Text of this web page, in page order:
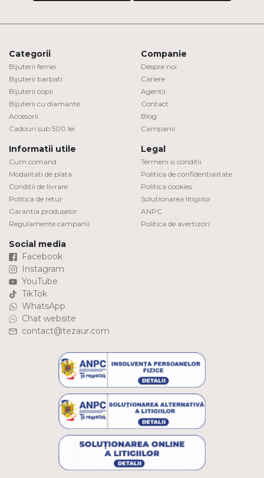
Categorii
Bijuterii femei
Bijuterii barbati
Bijuterii copii
Bijuterii cu diamante
Accesorii
Cadouri sub 500 lei
Companie
Despre noi
Cariere
Agentii
Contact
Blog
Campanii
Informatii utile
Cum comand
Modalitati de plata
Conditii de livrare
Politica de retur
Garantia produselor
Regulamente campanii
Legal
Termeni si conditii
Politica de confidentialitate
Politica cookies
Solutionarea litigiilor
ANPC
Politica de avertizori
Social media
Facebook
Instagram
YouTube
TikTok
WhatsApp
Chat website
contact@tezaur.com